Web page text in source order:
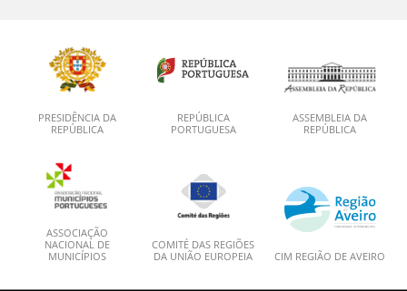
PRESIDÊNCIA DA
REPÚBLICA
REPÚBLICA
PORTUGUESA
ASSEMBLEIA DA
REPÚBLICA
ASSOCIAÇÃO
NACIONAL DE
MUNICÍPIOS
COMITÉ DAS REGIÕES
DA UNIÃO EUROPEIA
CIM REGIÃO DE AVEIRO